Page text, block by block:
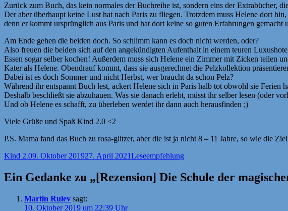
Zurück zum Buch, das kein normales der Buchreihe ist, sondern eins der Extrabücher,
Der aber überhaupt keine Lust hat nach Paris zu fliegen. Trotzdem muss Helene dort
denn er kommt ursprünglich aus Paris und hat dort keine so guten Erfahrungen
Am Ende gehen die beiden doch. So schlimm kann es doch nicht werden, oder?
Also freuen die beiden sich auf den angekündigten Aufenthalt in einem teuren
Essen sogar selber kochen! Außerdem muss sich Helene ein Zimmer mit Zicken teilen
Kater als Helene. Obendrauf kommt, dass sie ausgerechnet die Pelzkollektion
Dabei ist es doch Sommer und nicht Herbst, wer braucht da schon Pelz?
Während ihr entspannt Buch lest, ackert Helene sich in Paris halb tot obwohl sie Ferien
Deshalb beschließt sie abzuhauen. Was sie danach erlebt, müsst ihr selber lesen (oder
Und ob Helene es schafft, zu überleben werdet ihr dann auch herausfinden ;)
Viele Grüße und Spaß Kind 2.0 <2
P.S. Mama fand das Buch zu rosa-glitzer, aber die ist ja nicht 8 – 11 Jahre, so wie die
Autor
Kind 2.0Veröffentlicht
9. Oktober 201927. April 2021Kategorien
Leseempfehlung
Ein Gedanke zu „[Rezension] Die Schule der
Martin Rulev sagt:
10. Oktober 2019 um 22:39 Uhr